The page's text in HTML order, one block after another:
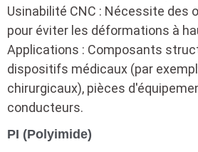
Usinabilité CNC : Nécessite des
pour éviter les déformations à
Applications : Composants
dispositifs médicaux (par
chirurgicaux), pièces
conducteurs.
PI (Polyimide)